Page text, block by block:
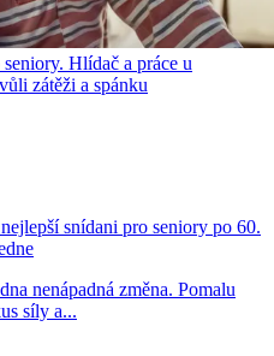
Hlídač a práce u
zátěži a spánku
snídani pro seniory po 60.
nenápadná změna. Pomalu
síly a...